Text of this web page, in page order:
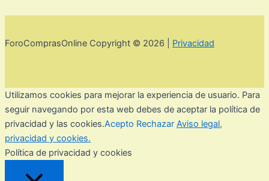
ForoComprasOnline Copyright © 2026 | Privacidad
Utilizamos cookies para mejorar la experiencia de usuario. Para
seguir navegando por esta web debes de aceptar la política de
privacidad y las cookies.Acepto Rechazar Aviso legal,
privacidad y cookies.
Política de privacidad y cookies